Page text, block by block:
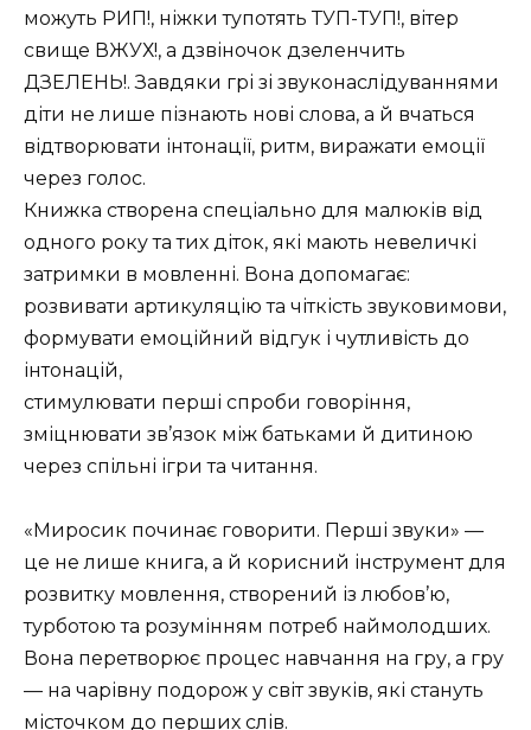
можуть РИП!, ніжки тупотять ТУП-ТУП!, вітер
свище ВЖУХ!, а дзвіночок дзеленчить
ДЗЕЛЕНЬ!. Завдяки грі зі звуконаслідуваннями
діти не лише пізнають нові слова, а й вчаться
відтворювати інтонації, ритм, виражати емоції
через голос.
Книжка створена спеціально для малюків від
одного року та тих діток, які мають невеличкі
затримки в мовленні. Вона допомагає:
розвивати артикуляцію та чіткість звуковимови,
формувати емоційний відгук і чутливість до
інтонацій,
стимулювати перші спроби говоріння,
зміцнювати зв’язок між батьками й дитиною
через спільні ігри та читання.
«Миросик починає говорити. Перші звуки» —
це не лише книга, а й корисний інструмент для
розвитку мовлення, створений із любов’ю,
турботою та розумінням потреб наймолодших.
Вона перетворює процес навчання на гру, а гру
— на чарівну подорож у світ звуків, які стануть
місточком до перших слів.